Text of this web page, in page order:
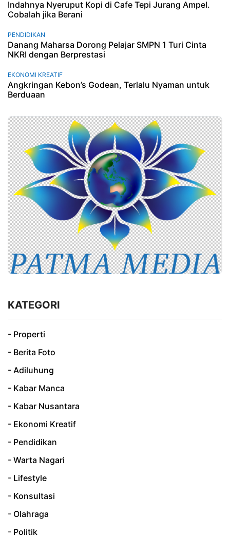
Indahnya Nyeruput Kopi di Cafe Tepi Jurang Ampel.
Cobalah jika Berani
PENDIDIKAN
Danang Maharsa Dorong Pelajar SMPN 1 Turi Cinta
NKRI dengan Berprestasi
EKONOMI KREATIF
Angkringan Kebon’s Godean, Terlalu Nyaman untuk
Berduaan
KATEGORI
- Properti
- Berita Foto
- Adiluhung
- Kabar Manca
- Kabar Nusantara
- Ekonomi Kreatif
- Pendidikan
- Warta Nagari
- Lifestyle
- Konsultasi
- Olahraga
- Politik